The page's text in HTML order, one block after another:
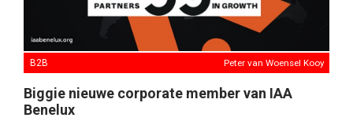
B2B Peter van Woensel Kooy
Biggie nieuwe corporate member van IAA
Benelux